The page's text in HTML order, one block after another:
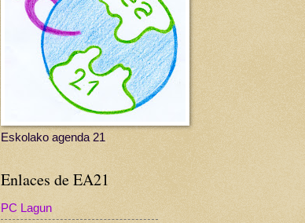
Eskolako agenda 21
Enlaces de EA21
PC Lagun